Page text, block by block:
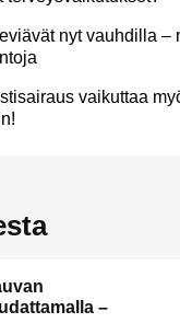
nyt vauhdilla –
vaikuttaa
–